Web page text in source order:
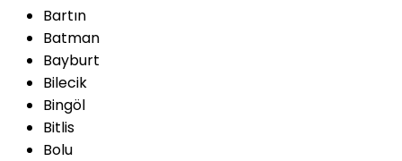
Bartın
Batman
Bayburt
Bilecik
Bingöl
Bitlis
Bolu